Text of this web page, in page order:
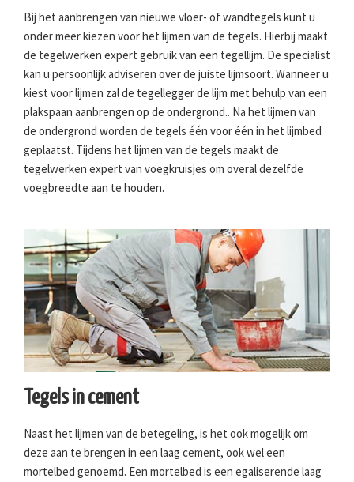
Bij het aanbrengen van nieuwe vloer- of wandtegels kunt u
onder meer kiezen voor het lijmen van de tegels. Hierbij maakt
de tegelwerken expert gebruik van een tegellijm. De specialist
kan u persoonlijk adviseren over de juiste lijmsoort. Wanneer u
kiest voor lijmen zal de tegellegger de lijm met behulp van een
plakspaan aanbrengen op de ondergrond.. Na het lijmen van
de ondergrond worden de tegels één voor één in het lijmbed
geplaatst. Tijdens het lijmen van de tegels maakt de
tegelwerken expert van voegkruisjes om overal dezelfde
voegbreedte aan te houden.
Tegels in cement
Naast het lijmen van de betegeling, is het ook mogelijk om
deze aan te brengen in een laag cement, ook wel een
mortelbed genoemd. Een mortelbed is een egaliserende laag